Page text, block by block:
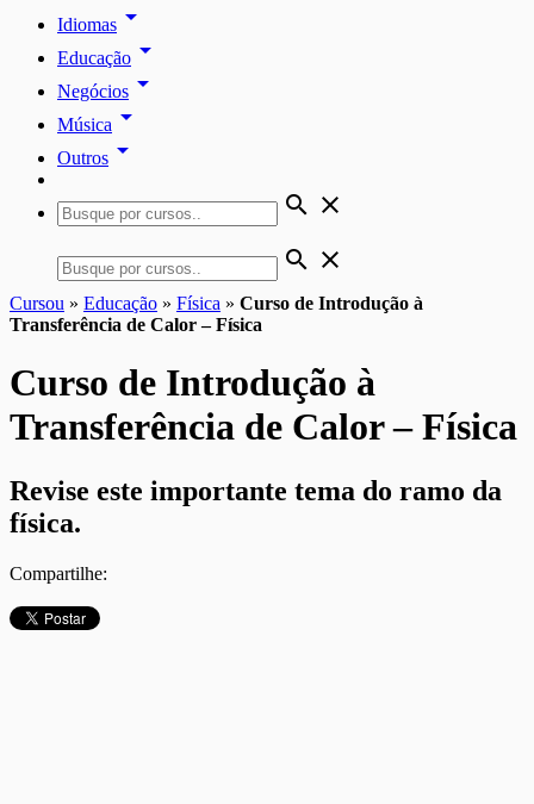
Idiomas arrow_drop_down
Educação arrow_drop_down
Negócios arrow_drop_down
Música arrow_drop_down
Outros arrow_drop_down
search close
search close
Cursou » Educação » Física » Curso de Introdução à
Transferência de Calor – Física
Curso de Introdução à
Transferência de Calor – Física
Revise este importante tema do ramo da
física.
Compartilhe: